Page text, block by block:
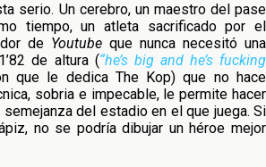
serio. Un cerebro, un maestro del pase
tiempo, un atleta sacrificado por el
de Youtube que nunca necesitó una
de altura (“he’s big and he’s fucking
que le dedica The Kop) que no hace
sobria e impecable, le permite hacer
del estadio en el que juega. Si
no se podría dibujar un héroe mejor